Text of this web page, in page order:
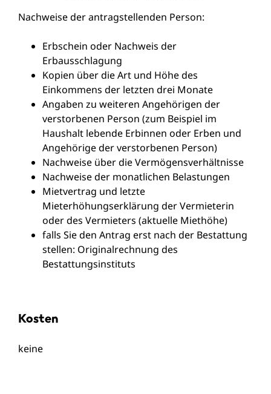
Nachweise der antragstellenden Person:
Erbschein oder Nachweis der
Erbausschlagung
Kopien über die Art und Höhe des
Einkommens der letzten drei Monate
Angaben zu weiteren Angehörigen der
verstorbenen Person (zum Beispiel im
Haushalt lebende Erbinnen oder Erben und
Angehörige der verstorbenen Person)
Nachweise über die Vermögensverhältnisse
Nachweise der monatlichen Belastungen
Mietvertrag und letzte
Mieterhöhungserklärung der Vermieterin
oder des Vermieters (aktuelle Miethöhe)
falls Sie den Antrag erst nach der Bestattung
stellen: Originalrechnung des
Bestattungsinstituts
Kosten
keine